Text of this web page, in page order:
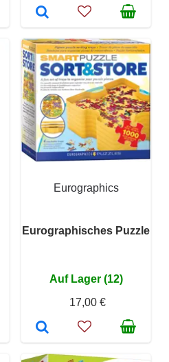
Eurographics
Eurographisches Puzzle
Auf Lager (12)
17,00 €